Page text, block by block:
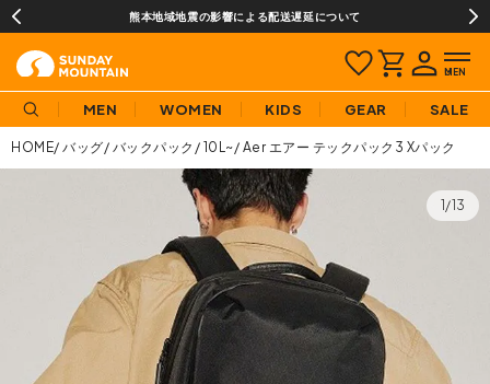
熊本地域地震の影響による配送遅延について
MEN WOMEN KIDS GEAR SALE
HOME バッグ バックパック 10L~ Aer エアー テックパック3 Xパック
1/13